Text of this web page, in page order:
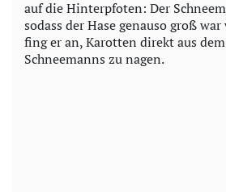
auf die Hinterpfoten: Der
sodass der Hase genauso groß
fing er an, Karotten direkt aus
Schneemanns zu nagen.